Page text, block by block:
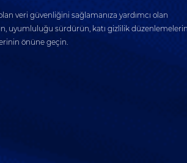
veri güvenliğini sağlamanıza yardımcı olan
uyumluluğu sürdürün, katı gizlilik
önüne geçin.